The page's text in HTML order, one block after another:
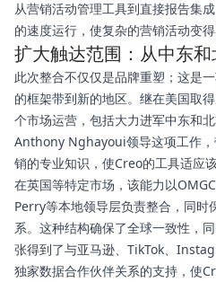
从营销活动管理工具到直接报告集
的速度运行，使复杂的营销活动变得
扩大触达范围：从中东
此次整合不仅仅是品牌重塑；这是
的框架带到新的地区。继在美国取
个市场运营，包括大力进军中东和
Anthony Nghayoui领导这项工作
销的专业知识，使Creo的工具适应
在英国等特定市场，该能力以
Perry等本地领导层负责整合，同时
系。这种结构确保了全球一致性，
张得到了与亚马逊、TikTok、
独家数据合作伙伴关系的支持，使